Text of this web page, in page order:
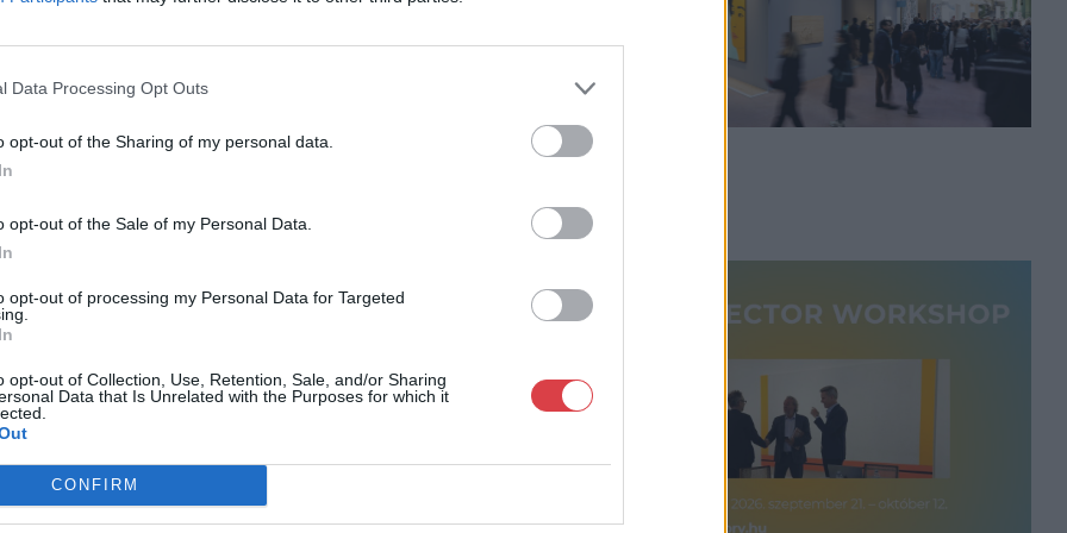
Data Processing Opt Outs
opt-out of the Sharing of my personal data.
opt-out of the Sale of my Personal Data.
opt-out of processing my Personal Data for Targeted
opt-out of Collection, Use, Retention, Sale, and/or Sharing
Data that Is Unrelated with the Purposes for which it
CONFIRM
kapcsolatokat és inspirációt keresnek. Tagként különleges
tárlatvezetések, nemzetközi művészeti
– Interaktív 5 alkalmas képzés
tér 5-6, Budapest, Magyarország
elindítja interaktív Art Collector Workshop képzését,
gyakorlati tudnivalókat sajátíthatják el a szakma
szükségesek a műtárgyvásárláshoz, milyen szempontok
és hogyan hozzunk olyan döntéseket, amelyek mentén